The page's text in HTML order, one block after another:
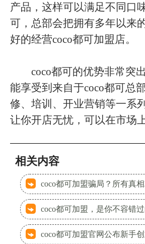
产品，这样可以满足不同口
可，总部会把拥有多年以来
好的经营coco都可加盟店。
coco都可的优势非常突出
能享受到来自于coco都可总
修、培训、开业营销等一系
让你开店无忧，可以在市场
相关内容
coco都可加盟骗局？所有真
coco都可加盟，是你不容错
coco都可加盟官网公布新手